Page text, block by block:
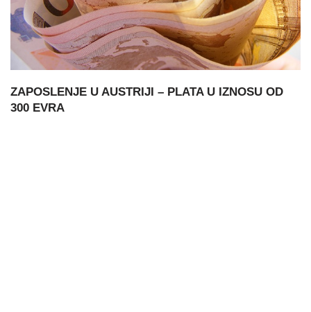
ZAPOSLENJE U AUSTRIJI – PLATA U IZNOSU OD
300 EVRA